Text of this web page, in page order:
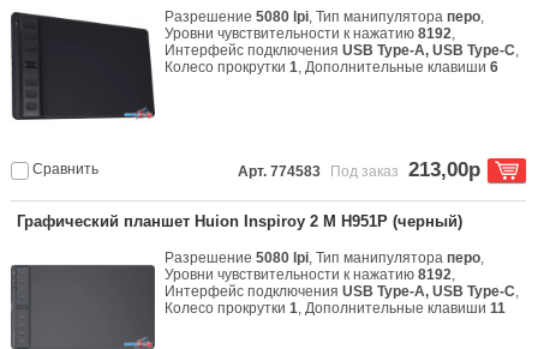
Разрешение5080 lpi, Тип манипулятораперо,
Уровни чувствительности к нажатию8192,
Интерфейс подключенияUSB Type-A, USB Type-C,
Колесо прокрутки1, Дополнительные клавиши6
Сравнить Арт. 774583 Под заказ 213,00р
Графический планшет Huion Inspiroy 2 M H951P (черный)
Разрешение5080 lpi, Тип манипулятораперо,
Уровни чувствительности к нажатию8192,
Интерфейс подключенияUSB Type-A, USB Type-C,
Колесо прокрутки1, Дополнительные клавиши11